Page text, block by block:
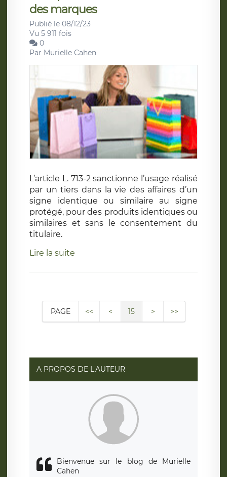
des marques
Publié le 08/12/23
Vu 5 911 fois
0
Par Murielle Cahen
L’article L. 713-2 sanctionne l’usage réalisé
par un tiers dans la vie des affaires d’un
signe identique ou similaire au signe
protégé, pour des produits identiques ou
similaires et sans le consentement du
titulaire.
Lire la suite
PAGE << < 15 > >>
A PROPOS DE L'AUTEUR
Bienvenue sur le blog de Murielle
Cahen